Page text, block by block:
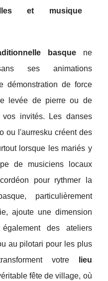
et musique
basquene
ses animations
démonstration de force
levée de pierre ou de
invités. Les danses
ou l'aurresku créent des
lorsque les mariés y
de musiciens locaux
pour rythmer la
particulièrement
ajoute une dimension
des ateliers
au pilotari pour les plus
votre
lieu
fête de village, où